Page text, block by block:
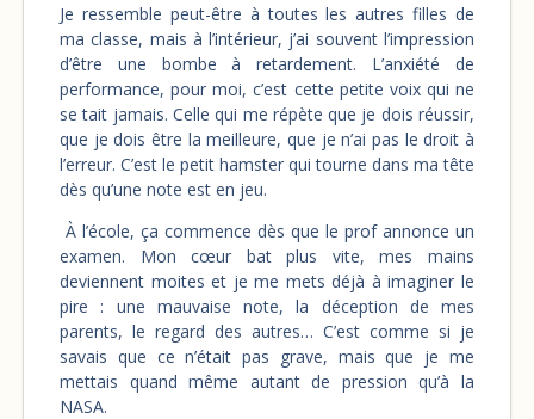
Je ressemble peut-être à toutes les autres filles de
ma classe, mais à l’intérieur, j’ai souvent l’impression
d’être une bombe à retardement. L’anxiété de
performance, pour moi, c’est cette petite voix qui ne
se tait jamais. Celle qui me répète que je dois réussir,
que je dois être la meilleure, que je n’ai pas le droit à
l’erreur. C’est le petit hamster qui tourne dans ma tête
dès qu’une note est en jeu.
À l’école, ça commence dès que le prof annonce un
examen. Mon cœur bat plus vite, mes mains
deviennent moites et je me mets déjà à imaginer le
pire : une mauvaise note, la déception de mes
parents, le regard des autres… C’est comme si je
savais que ce n’était pas grave, mais que je me
mettais quand même autant de pression qu’à la
NASA.